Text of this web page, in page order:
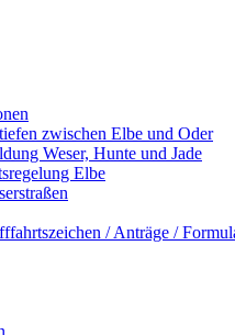
zwischen Elbe und Oder
Weser, Hunte und Jade
Elbe
/ Anträge /